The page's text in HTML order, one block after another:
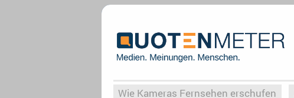
Wie Kameras Fernsehen erschufen